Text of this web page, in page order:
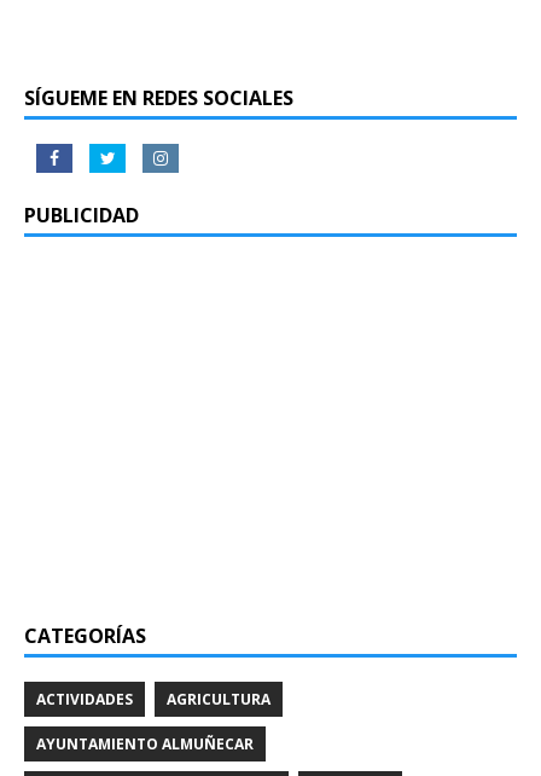
SÍGUEME EN REDES SOCIALES
PUBLICIDAD
CATEGORÍAS
ACTIVIDADES AGRICULTURA
AYUNTAMIENTO ALMUÑECAR